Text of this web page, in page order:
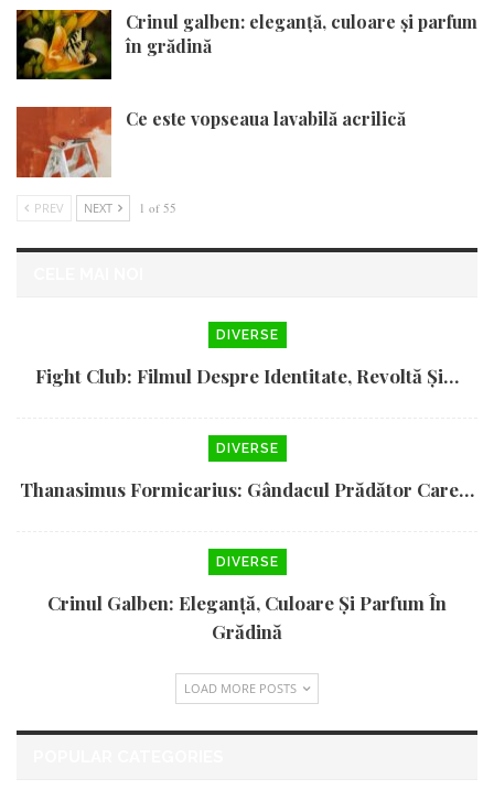
Crinul galben: eleganță, culoare și parfum
în grădină
Ce este vopseaua lavabilă acrilică
PREV NEXT 1 of 55
DIVERSE
Fight Club: Filmul Despre Identitate, Revoltă Și…
DIVERSE
Thanasimus Formicarius: Gândacul Prădător Care…
DIVERSE
Crinul Galben: Eleganță, Culoare Și Parfum În
Grădină
LOAD MORE POSTS